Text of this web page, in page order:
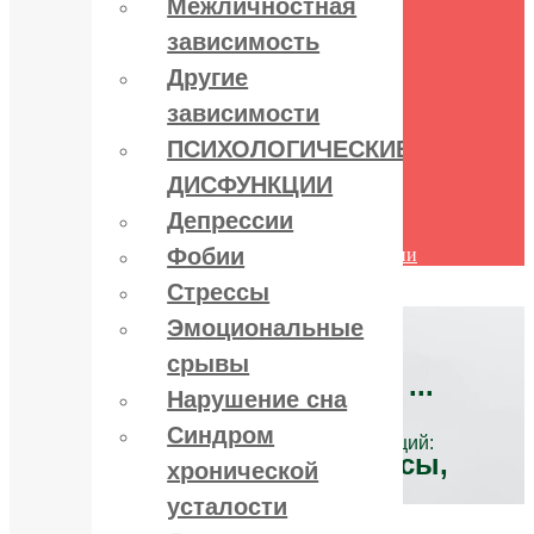
поведения
Межличностная зависимость
ПСИХОЛОГИЧЕСКИЕ
ДИСФУНКЦИИ
Депрессии
Фобии
Эмоциональные срывы
Нарушение сна
Синдром хронической усталости
Другие психологические дисфункции
Лечение зависимостей:
алко, нарко, игро ...
и психологических дисфункций:
депрессии, стрессы,
фобии ...
Межличностная
зависимость
Другие
зависимости
ПСИХОЛОГИЧЕСКИЕ
ДИСФУНКЦИИ
Депрессии
Фобии
Стрессы
Эмоциональные
срывы
Нарушение сна
Синдром
хронической
усталости